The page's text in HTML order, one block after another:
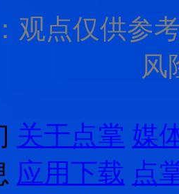
观点仅供参
风
关于点掌 媒
应用下载 点